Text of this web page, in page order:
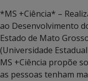
*MS +Ciência* –
ao Desenvolvimento
Estado de Mato
(Universidade
MS +Ciência propõe
as pessoas tenham